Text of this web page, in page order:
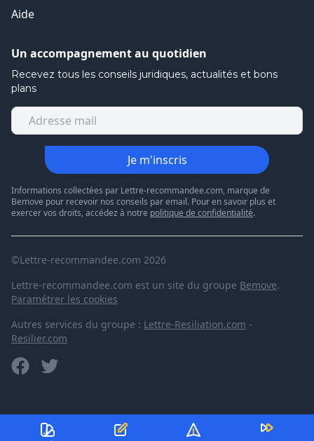
Aide
Un accompagnement au quotidien
Recevez tous les conseils juridiques, actualités et bons
plans
Je m'inscris
Informations collectées par Lettre-recommandee.com, marque de
Bemove pour recevoir nos conseils par email. Pour en savoir plus et
exercer vos droits, accédez à notre politique de confidentialité.
©Lettre-recommandee.com 2026
Lettre-recommandee.com est un site du groupe Bemove.
Paramétrer les cookies
Autres services du groupe : Lettre-Resiliation.com -
Resilier.com